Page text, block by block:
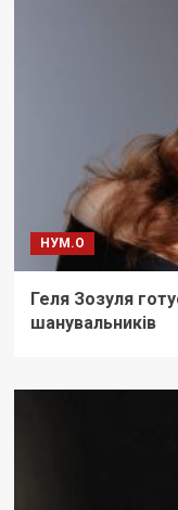
НУМ.О
Геля Зозуля
шанувальників